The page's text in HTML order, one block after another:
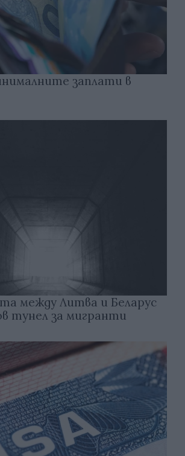
заплати в
между Литва и Беларус
тунел за мигранти